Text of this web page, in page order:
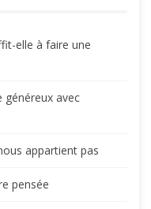
elle à faire une
généreux avec
appartient pas
pensée